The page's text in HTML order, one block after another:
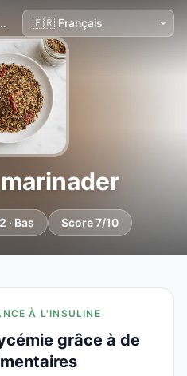
· Bas Score 7/10
À L'INSULINE
grâce à de